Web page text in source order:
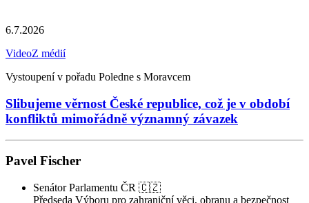
6.7.2026
VideoZ médií
Vystoupení v pořadu Poledne s Moravcem
Slibujeme věrnost České republice, což je v období
konfliktů mimořádně významný závazek
Pavel Fischer
Senátor Parlamentu ČR 🇨🇿
Předseda Výboru pro zahraniční věci, obranu a bezpečnost